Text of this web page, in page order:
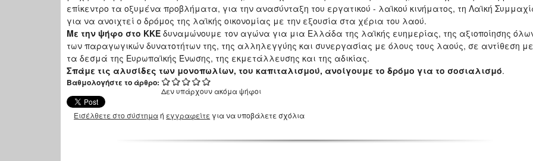
επίκεντρο τα οξυμένα προβλήματα, για την ανασύνταξη του εργατικού - λαϊκού κινήματος, τη Λαϊκή
για να ανοιχτεί ο δρόμος της λαϊκής οικονομίας με την εξουσία στα χέρια του λαού.
Με την ψήφο στο ΚΚΕ δυναμώνουμε τον αγώνα για μια Ελλάδα της λαϊκής ευημερίας, της αξιοποίησης
των παραγωγικών δυνατοτήτων της, της αλληλεγγύης και συνεργασίας με όλους τους λαούς, σε αντίθεση με
τα δεσμά της Ευρωπαϊκής Ένωσης, της εκμετάλλευσης και της αδικίας.
Σπάμε τις αλυσίδες των μονοπωλίων, του καπιταλισμού, ανοίγουμε το δρόμο για το σοσιαλισμό.
Βαθμολογήστε το άρθρο:
Δεν υπάρχουν ακόμα ψήφοι
Εισέλθετε στο σύστημαή εγγραφείτε για να υποβάλετε σχόλια